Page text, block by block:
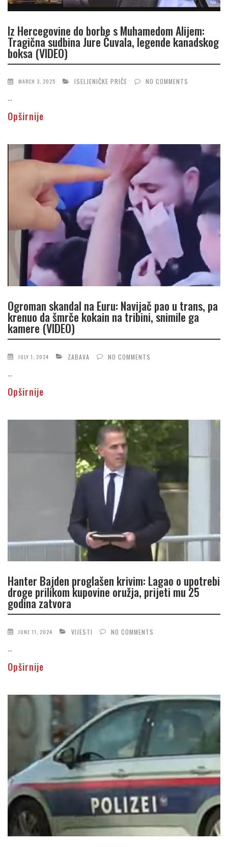
Iz Hercegovine do borbe s Muhamedom Alijem:
Tragična sudbina Jure Čuvala, legende kanadskog
boksa (VIDEO)
MARCH 3, 2025 ISELJENIČKE PRIČE NO COMMENTS
...
Opširnije
Ogroman skandal na Euru: Navijač pao u trans, pa
krenuo da šmrče kokain na tribini, snimile ga
kamere (VIDEO)
JULY 1, 2024 ZABAVA NO COMMENTS
...
Opširnije
Hanter Bajden proglašen krivim: Lagao o upotrebi
droge prilikom kupovine oružja, prijeti mu 25
godina zatvora
JUNE 11, 2024 VIJESTI NO COMMENTS
...
Opširnije